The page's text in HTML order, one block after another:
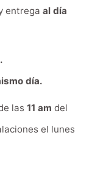
entrega al día
día.
las 11 am del
el lunes